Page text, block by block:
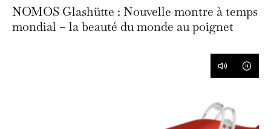
NOMOS Glashütte : Nouvelle montre à temps
mondial – la beauté du monde au poignet